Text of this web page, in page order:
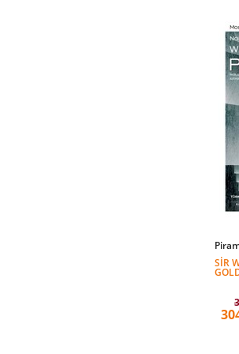
SIR